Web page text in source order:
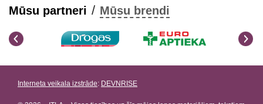
Mūsu partneri / Mūsu brendi
Interneta veikala izstrāde: DEVNRISE